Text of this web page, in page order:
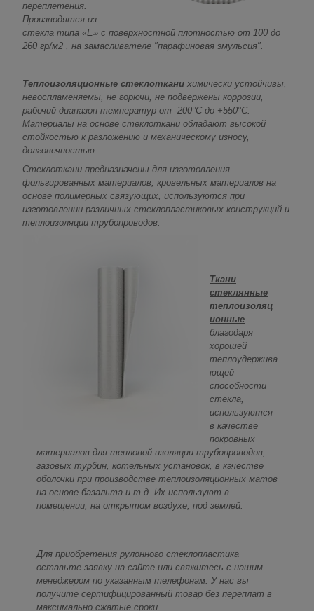
переплетения.
Производятся из
стекла типа «Е» с поверхностной плотностью от 100 до
260 гр/м2 , на замасливателе "парафиновая эмульсия".
Теплоизоляционные стеклоткани химически устойчивы,
невоспламеняемы, не горючи, не подвержены коррозии,
рабочий диапазон температур от -200°С до +550°С.
Материалы на основе стеклоткани обладают высокой
стойкостью к разложению и механическому износу,
долговечностью.
Стеклоткани предназначены для изготовления
фольгированных материалов, кровельных материалов на
основе полимерных связующих, используются при
изготовлении различных стеклопластиковых конструкций и
теплоизоляции трубопроводов.
Ткани
стеклянные
теплоизоляц
ионные
благодаря
хорошей
теплоудержива
ющей
способности
стекла,
используются
в качестве
покровных
материалов для тепловой изоляции трубопроводов,
газовых турбин, котельных установок, в качестве
оболочки при производстве теплоизоляционных матов
на основе базальта и т.д. Их используют в
помещении, на открытом воздухе, под землей.
Для приобретения рулонного стеклопластика
оставьте заявку на сайте или свяжитесь с нашим
менеджером по указанным телефонам. У нас вы
получите сертифицированный товар без переплат в
максимально сжатые сроки